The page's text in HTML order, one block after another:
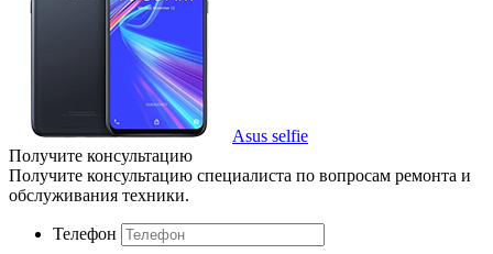
Asus selfie
Получите консультацию
Получите консультацию специалиста по вопросам ремонта и
обслуживания техники.
Телефон